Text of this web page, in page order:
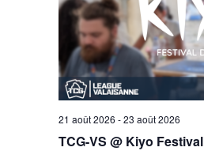
21 août 2026 -23 août 2026
TCG-VS @ Kiyo Festival